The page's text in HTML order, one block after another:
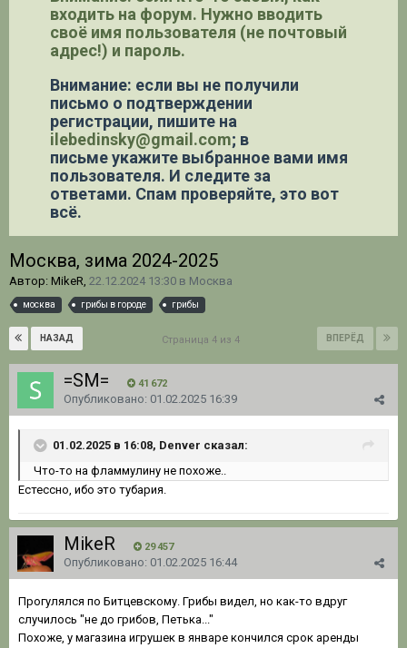
входить на форум. Нужно вводить
своё имя пользователя (не почтовый
адрес!) и пароль.
Внимание: если вы не получили
письмо о подтверждении
регистрации, пишите на
ilebedinsky@gmail.com; в
письме укажите выбранное вами имя
пользователя. И следите за
ответами. Спам проверяйте, это вот
всё.
Москва, зима 2024-2025
Автор: MikeR, 22.12.2024 13:30 в Москва
москва грибы в городе грибы
НАЗАД ВПЕРЁД
Страница 4 из 4
=SM= 41 672
Опубликовано: 01.02.2025 16:39
01.02.2025 в 16:08, Denver сказал:
Что-то на фламмулину не похоже..
Естессно, ибо это тубария.
MikeR 29 457
Опубликовано: 01.02.2025 16:44
Прогулялся по Битцевскому. Грибы видел, но как-то вдруг
случилось "не до грибов, Петька..."
Похоже, у магазина игрушек в январе кончился срок аренды